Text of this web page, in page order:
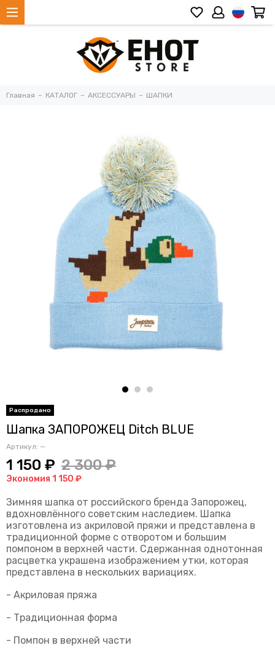
Главная КАТАЛОГ АКСЕССУАРЫ ШАПКИ
Шапка ЗАПОРОЖЕЦ Ditch BLUE
Артикул: —
1 150 ₽ 2 300 ₽
Экономия 1 150 ₽
Зимняя шапка от российского бренда Запорожец,
вдохновлённого советским наследием. Шапка
изготовлена из акриловой пряжи и представлена в
традиционной форме с отворотом и большим
помпоном в верхней части. Сдержанная однотонная
расцветка украшена изображением утки, которая
представлена в нескольких вариациях.
- Акриловая пряжа
- Традиционная форма
- Помпон в верхней части